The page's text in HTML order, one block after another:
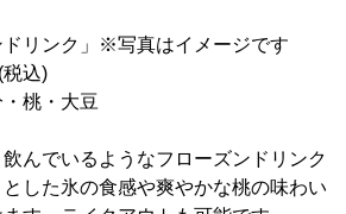
ドリンク」※写真はイメージです
込)
桃・大豆
んでいるようなフローズンドリンク
した氷の食感や爽やかな桃の味わい